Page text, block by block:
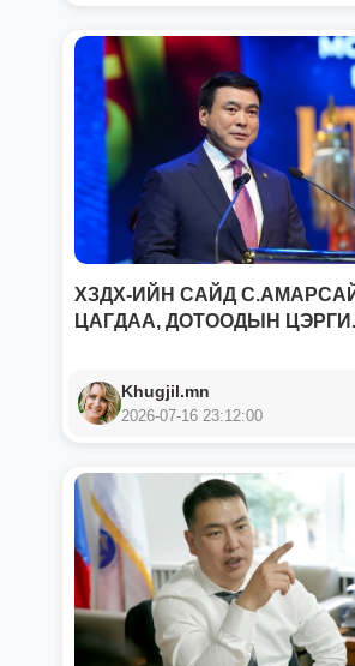
ХЗДХ-ИЙН САЙД
ЦАГДАА, ДОТООДЫН
Khugjil.mn
2026-07-16 23:12:00